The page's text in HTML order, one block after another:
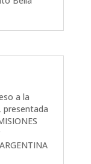
a la
presentada